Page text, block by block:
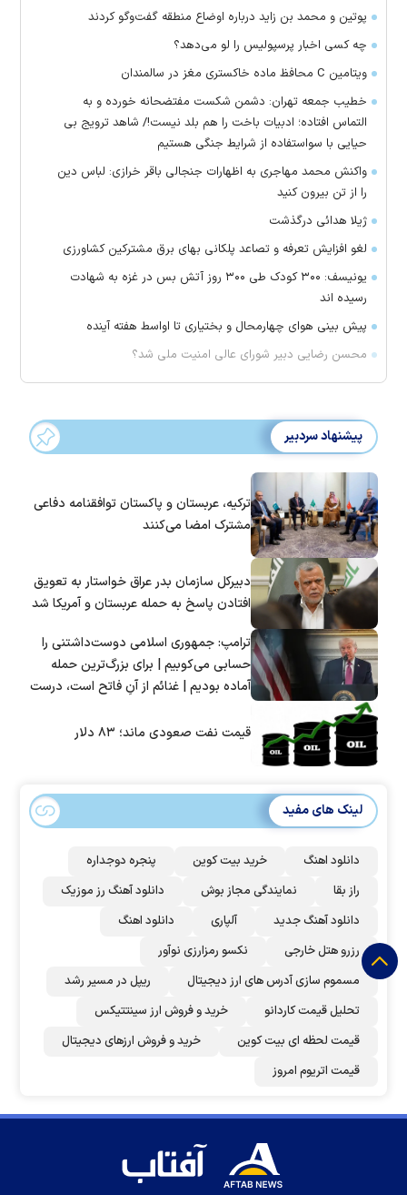
پوتین و محمد بن زاید درباره اوضاع منطقه گفت‌وگو کردند
چه کسی اخبار پرسپولیس را لو می‌دهد؟
ویتامین C محافظ ماده خاکستری مغز در سالمندان
خطیب جمعه تهران: دشمن شکست مفتضحانه خورده و به
التماس افتاده؛ ادبیات باخت را هم بلد نیست!/ شاهد ترویج بی
حیایی با سواستفاده از شرایط جنگی هستیم
واکنش محمد مهاجری به اظهارات جنجالی باقر خرازی: لباس دین
را از تن بیرون کنید
ژیلا هدائی درگذشت
لغو افزایش تعرفه و تصاعد پلکانی بهای برق مشترکین کشاورزی
یونیسف: ۳۰۰ کودک طی ۳۰۰ روز آتش بس در غزه به شهادت
رسیده اند
پیش بینی هوای چهارمحال و بختیاری تا اواسط هفته آینده
محسن رضایی دبیر شورای عالی امنیت ملی شد؟
پیشنهاد سردبیر
ترکیه، عربستان و پاکستان توافقنامه دفاعی
مشترک امضا می‌کنند
دبیرکل سازمان بدر عراق خواستار به تعویق
افتادن پاسخ به حمله عربستان و آمریکا شد
ترامپ: جمهوری اسلامی دوست‌داشتنی را
حسابی می‌کوبیم | برای بزرگ‌ترین حمله
آماده بودیم | غنائم از آنِ فاتح است، درست
قیمت نفت صعودی ماند؛ ۸۳ دلار
لینک های مفید
دانلود اهنگ خرید بیت کوین
پنجره دوجداره
راز بقا
نمایندگی مجاز بوش
دانلود آهنگ رز‌ موزیک
دانلود آهنگ جدید
آلپاری
دانلود اهنگ
رزرو هتل خارجی
نکسو رمزارزی نوآور
مسموم سازی آدرس های ارز دیجیتال
ریپل در مسیر رشد
تحلیل قیمت کاردانو
خرید و فروش ارز سینتتیکس
قیمت لحظه ای بیت کوین
خرید و فروش ارزهای دیجیتال
قیمت اتریوم امروز